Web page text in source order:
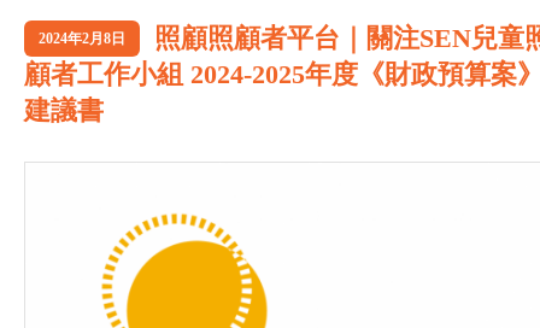
2024年2月8日
照顧照顧者平台｜關注SEN兒童
顧者工作小組 2024-2025年度《財政預算案
建議書